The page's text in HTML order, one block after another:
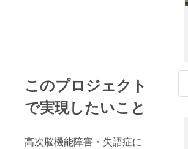
このプロジェクト
で実現したいこと
高次脳機能障害・失語症に